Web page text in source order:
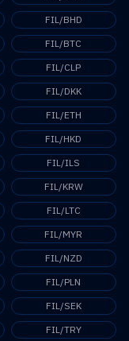
FIL/BHD
FIL/BTC
FIL/CLP
FIL/DKK
FIL/ETH
FIL/HKD
FIL/ILS
FIL/KRW
FIL/LTC
FIL/MYR
FIL/NZD
FIL/PLN
FIL/SEK
FIL/TRY